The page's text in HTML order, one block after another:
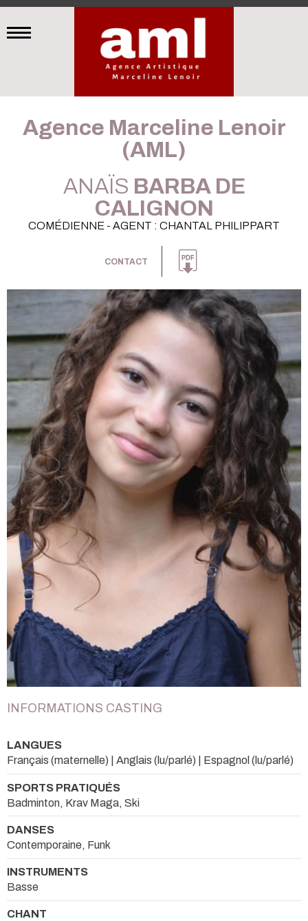
Agence Marceline Lenoir
(AML)
ANAÏS BARBA DE
CALIGNON
COMÉDIENNE - AGENT : CHANTAL PHILIPPART
CONTACT
INFORMATIONS CASTING
LANGUES
Français (maternelle) | Anglais (lu/parlé) | Espagnol (lu/parlé)
SPORTS PRATIQUÉS
Badminton, Krav Maga, Ski
DANSES
Contemporaine, Funk
INSTRUMENTS
Basse
CHANT